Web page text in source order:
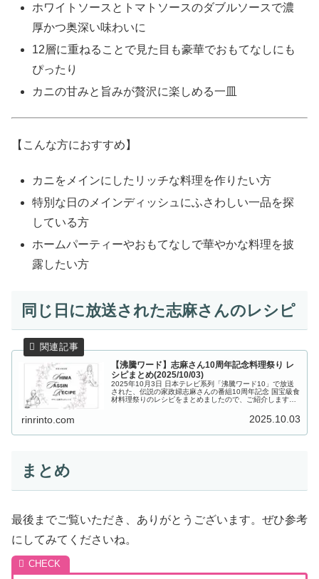
ホワイトソースとトマトソースのダブルソースで濃
厚かつ奥深い味わいに
12層に重ねることで見た目も豪華でおもてなしにも
ぴったり
カニの甘みと旨みが贅沢に楽しめる一皿
【こんな方におすすめ】
カニをメインにしたリッチな料理を作りたい方
特別な日のメインディッシュにふさわしい一品を探
している方
ホームパーティーやおもてなしで華やかな料理を披
露したい方
同じ日に放送された志麻さんのレシピ
【沸騰ワード】志麻さん10周年記念料理祭り レ
シピまとめ(2025/10/03)
2025年10月3日 日本テレビ系列「沸騰ワード10」で放送
された、伝説の家政婦志麻さんの番組10周年記念 国宝級食
材料理祭りのレシピをまとめましたので、ご紹介します。
rinrinto.com 2025.10.03
まとめ
最後までご覧いただき、ありがとうございます。ぜひ参考
にしてみてくださいね。